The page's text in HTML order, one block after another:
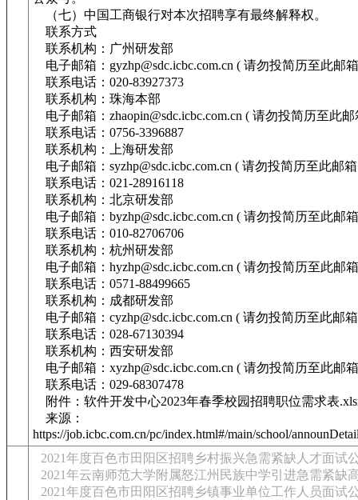
（七）中国工商银行对本次招聘享有最终解释权。
联系方式
联系机构：广州研发部
电子邮箱：gyzhp@sdc.icbc.com.cn ( 请勿投简历至此邮
联系电话：020-83927373
联系机构：珠海本部
电子邮箱：zhaopin@sdc.icbc.com.cn ( 请勿投简历至此邮
联系电话：0756-3396887
联系机构：上海研发部
电子邮箱：syzhp@sdc.icbc.com.cn ( 请勿投简历至此邮
联系电话：021-28916118
联系机构：北京研发部
电子邮箱：byzhp@sdc.icbc.com.cn ( 请勿投简历至此邮
联系电话：010-82706706
联系机构：杭州研发部
电子邮箱：hyzhp@sdc.icbc.com.cn ( 请勿投简历至此邮
联系电话：0571-88499665
联系机构：成都研发部
电子邮箱：cyzhp@sdc.icbc.com.cn ( 请勿投简历至此邮
联系电话：028-67130394
联系机构：西安研发部
电子邮箱：xyzhp@sdc.icbc.com.cn ( 请勿投简历至此邮
联系电话：029-68307478
附件：软件开发中心2023年春季校园招聘职位需求表
来源：
https://job.icbc.com.cn/pc/index.html#/main/school/
2021年度百色市田阳区招聘乡村振兴急需紧缺人才面试
2021年云南师范大学附属怒江州民族中学引进急需紧缺
2021年度百色市田阳区招聘乡镇事业单位工作人员面试